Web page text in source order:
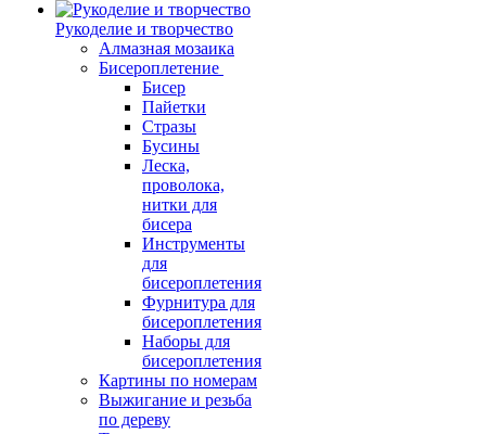
Рукоделие и творчество
Алмазная мозаика
Бисероплетение
Бисер
Пайетки
Стразы
Бусины
Леска,
проволока,
нитки для
бисера
Инструменты
для
бисероплетения
Фурнитура для
бисероплетения
Наборы для
бисероплетения
Картины по номерам
Выжигание и резьба
по дереву